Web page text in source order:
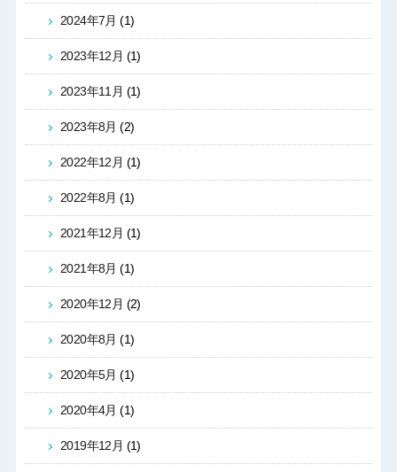
2024年7月 (1)
2023年12月 (1)
2023年11月 (1)
2023年8月 (2)
2022年12月 (1)
2022年8月 (1)
2021年12月 (1)
2021年8月 (1)
2020年12月 (2)
2020年8月 (1)
2020年5月 (1)
2020年4月 (1)
2019年12月 (1)